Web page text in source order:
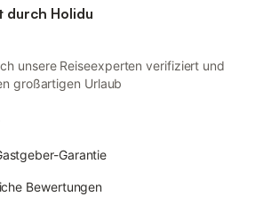
durch Holidu
unsere Reiseexperten verifiziert und
großartigen Urlaub
Garantie
Bewertungen